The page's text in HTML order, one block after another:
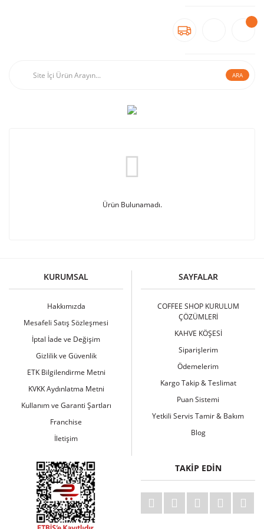
ARA
Ürün Bulunamadı.
KURUMSAL
Hakkımızda
Mesafeli Satış Sözleşmesi
İptal İade ve Değişim
Gizlilik ve Güvenlik
ETK Bilgilendirme Metni
KVKK Aydınlatma Metni
Kullanım ve Garanti Şartları
Franchise
İletişim
SAYFALAR
COFFEE SHOP KURULUM
ÇÖZÜMLERİ
KAHVE KÖŞESİ
Siparişlerim
Ödemelerim
Kargo Takip & Teslimat
Puan Sistemi
Yetkili Servis Tamir & Bakım
Blog
TAKİP EDİN